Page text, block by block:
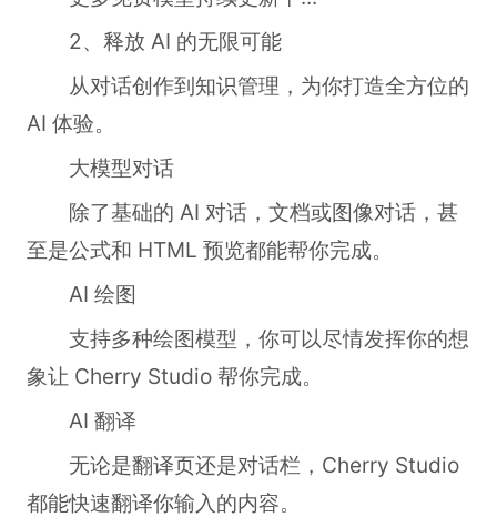
2、释放 AI 的无限可能
从对话创作到知识管理，为你打造全方位的
AI 体验。
大模型对话
除了基础的 AI 对话，文档或图像对话，甚
至是公式和 HTML 预览都能帮你完成。
AI 绘图
支持多种绘图模型，你可以尽情发挥你的想
象让 Cherry Studio 帮你完成。
AI 翻译
无论是翻译页还是对话栏，Cherry Studio
都能快速翻译你输入的内容。